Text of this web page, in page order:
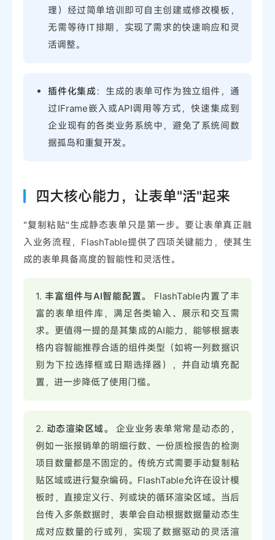
理）经过简单培训即可自主创建或修改模板，
无需等待IT排期，实现了需求的快速响应和灵
活调整。
插件化集成：生成的表单可作为独立组件，通
过IFrame嵌入或API调用等方式，快速集成到
企业现有的各类业务系统中，避免了系统间数
据孤岛和重复开发。
四大核心能力，让表单"活"起来
"复制粘贴"生成静态表单只是第一步。要让表单真正融
入业务流程，FlashTable提供了四项关键能力，使其生
成的表单具备高度的智能性和灵活性。
1. 丰富组件与AI智能配置。
FlashTable内置了丰
富的表单组件库，满足各类输入、展示和交互需
求。更值得一提的是其集成的AI能力，能够根据表
格内容智能推荐合适的组件类型（如将一列数据识
别为下拉选择框或日期选择器），并自动填充配
置，进一步降低了使用门槛。
2. 动态渲染区域。
企业业务表单常常是动态的，
例如一张报销单的明细行数、一份质检报告的检测
项目数量都是不固定的。传统方式需要手动复制粘
贴区域或进行复杂编码。FlashTable允许在设计模
板时，直接定义行、列或块的循环渲染区域。当后
台传入多条数据时，表单会自动根据数据量动态生
成对应数量的行或列，实现了数据驱动的灵活渲